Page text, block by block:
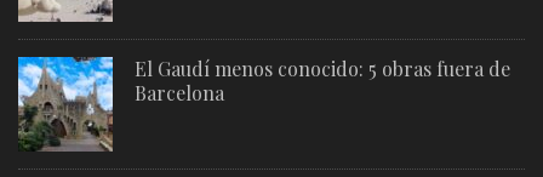
El Gaudí menos conocido: 5 obras fuera de
Barcelona